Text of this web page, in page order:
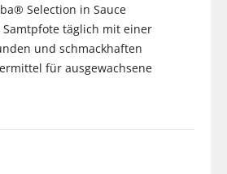
Selection in Sauce
täglich mit einer
und schmackhaften
für ausgewachsene